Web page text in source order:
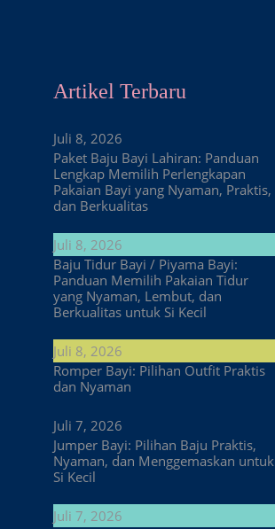
Artikel Terbaru
Juli 8, 2026
Paket Baju Bayi Lahiran: Panduan
Lengkap Memilih Perlengkapan
Pakaian Bayi yang Nyaman, Praktis,
dan Berkualitas
Juli 8, 2026
Baju Tidur Bayi / Piyama Bayi:
Panduan Memilih Pakaian Tidur
yang Nyaman, Lembut, dan
Berkualitas untuk Si Kecil
Juli 8, 2026
Romper Bayi: Pilihan Outfit Praktis
dan Nyaman
Juli 7, 2026
Jumper Bayi: Pilihan Baju Praktis,
Nyaman, dan Menggemaskan untuk
Si Kecil
Juli 7, 2026